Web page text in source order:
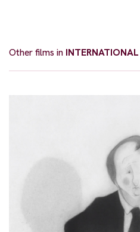
Other films in